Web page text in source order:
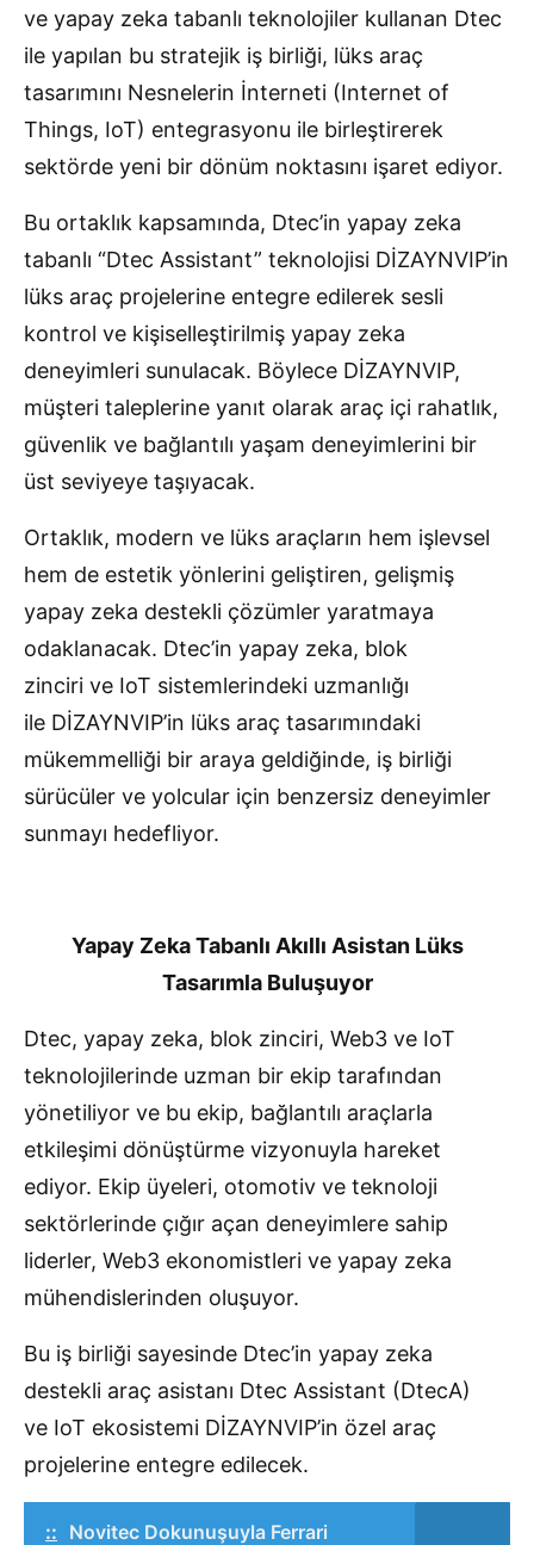
ve yapay zeka tabanlı teknolojiler kullanan Dtec
ile yapılan bu stratejik iş birliği, lüks araç
tasarımını Nesnelerin İnterneti (Internet of
Things, IoT) entegrasyonu ile birleştirerek
sektörde yeni bir dönüm noktasını işaret ediyor.
Bu ortaklık kapsamında, Dtec’in yapay zeka
tabanlı “Dtec Assistant” teknolojisi DİZAYNVIP’in
lüks araç projelerine entegre edilerek sesli
kontrol ve kişiselleştirilmiş yapay zeka
deneyimleri sunulacak. Böylece DİZAYNVIP,
müşteri taleplerine yanıt olarak araç içi rahatlık,
güvenlik ve bağlantılı yaşam deneyimlerini bir
üst seviyeye taşıyacak.
Ortaklık, modern ve lüks araçların hem işlevsel
hem de estetik yönlerini geliştiren, gelişmiş
yapay zeka destekli çözümler yaratmaya
odaklanacak. Dtec’in yapay zeka, blok
zinciri ve IoT sistemlerindeki uzmanlığı
ile DİZAYNVIP’in lüks araç tasarımındaki
mükemmelliği bir araya geldiğinde, iş birliği
sürücüler ve yolcular için benzersiz deneyimler
sunmayı hedefliyor.
Yapay Zeka Tabanlı Akıllı Asistan Lüks
Tasarımla Buluşuyor
Dtec, yapay zeka, blok zinciri, Web3 ve IoT
teknolojilerinde uzman bir ekip tarafından
yönetiliyor ve bu ekip, bağlantılı araçlarla
etkileşimi dönüştürme vizyonuyla hareket
ediyor. Ekip üyeleri, otomotiv ve teknoloji
sektörlerinde çığır açan deneyimlere sahip
liderler, Web3 ekonomistleri ve yapay zeka
mühendislerinden oluşuyor.
Bu iş birliği sayesinde Dtec’in yapay zeka
destekli araç asistanı Dtec Assistant (DtecA)
ve IoT ekosistemi DİZAYNVIP’in özel araç
projelerine entegre edilecek.
:: Novitec Dokunuşuyla Ferrari